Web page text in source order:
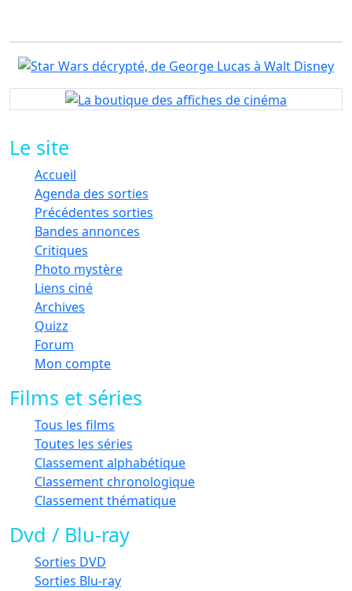
Le site
Accueil
Agenda des sorties
Précédentes sorties
Bandes annonces
Critiques
Photo mystère
Liens ciné
Archives
Quizz
Forum
Mon compte
Films et séries
Tous les films
Toutes les séries
Classement alphabétique
Classement chronologique
Classement thématique
Dvd / Blu-ray
Sorties DVD
Sorties Blu-ray